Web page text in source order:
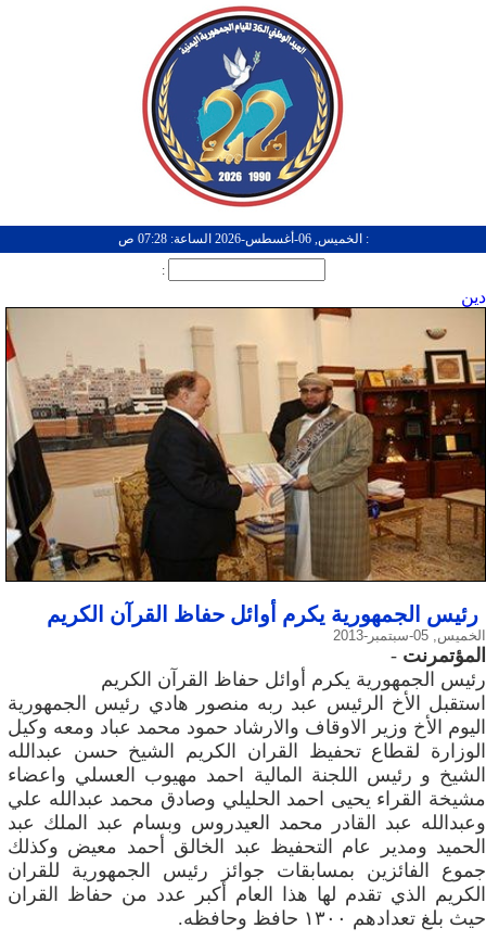
: الخميس, 06-أغسطس-2026 الساعة: 07:28 ص
:
دين
رئيس الجمهورية يكرم أوائل حفاظ القرآن الكريم
الخميس, 05-سبتمبر-2013
المؤتمرنت -
رئيس الجمهورية يكرم أوائل حفاظ القرآن الكريم
استقبل الأخ الرئيس عبد ربه منصور هادي رئيس الجمهورية
اليوم الأخ وزير الاوقاف والارشاد حمود محمد عباد ومعه وكيل
الوزارة لقطاع تحفيظ القران الكريم الشيخ حسن عبدالله
الشيخ و رئيس اللجنة المالية احمد مهيوب العسلي واعضاء
مشيخة القراء يحيى احمد الحليلي وصادق محمد عبدالله علي
وعبدالله عبد القادر محمد العيدروس وبسام عبد الملك عبد
الحميد ومدير عام التحفيظ عبد الخالق أحمد معيض وكذلك
جموع الفائزين بمسابقات جوائز رئيس الجمهورية للقران
الكريم الذي تقدم لها هذا العام أكبر عدد من حفاظ القران
حيث بلغ تعدادهم ١٣٠٠ حافظ وحافظه.